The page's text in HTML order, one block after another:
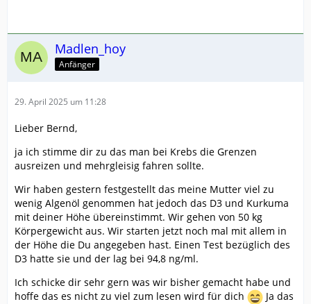
Madlen_hoy
Anfänger
29. April 2025 um 11:28
Lieber Bernd,
ja ich stimme dir zu das man bei Krebs die Grenzen
ausreizen und mehrgleisig fahren sollte.
Wir haben gestern festgestellt das meine Mutter viel zu
wenig Algenöl genommen hat jedoch das D3 und Kurkuma
mit deiner Höhe übereinstimmt. Wir gehen von 50 kg
Körpergewicht aus. Wir starten jetzt noch mal mit allem in
der Höhe die Du angegeben hast. Einen Test bezüglich des
D3 hatte sie und der lag bei 94,8 ng/ml.
Ich schicke dir sehr gern was wir bisher gemacht habe und
hoffe das es nicht zu viel zum lesen wird für dich
Ja das